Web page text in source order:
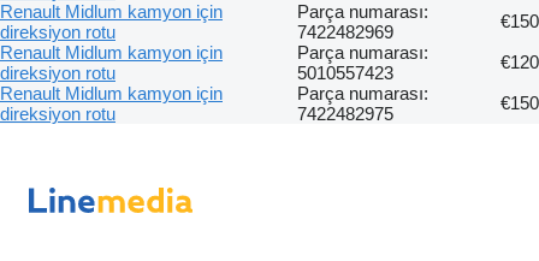
Renault Midlum kamyon için
direksiyon rotu
Parça numarası:
7422482969
€150
Renault Midlum kamyon için
direksiyon rotu
Parça numarası:
5010557423
€120
Renault Midlum kamyon için
direksiyon rotu
Parça numarası:
7422482975
€150